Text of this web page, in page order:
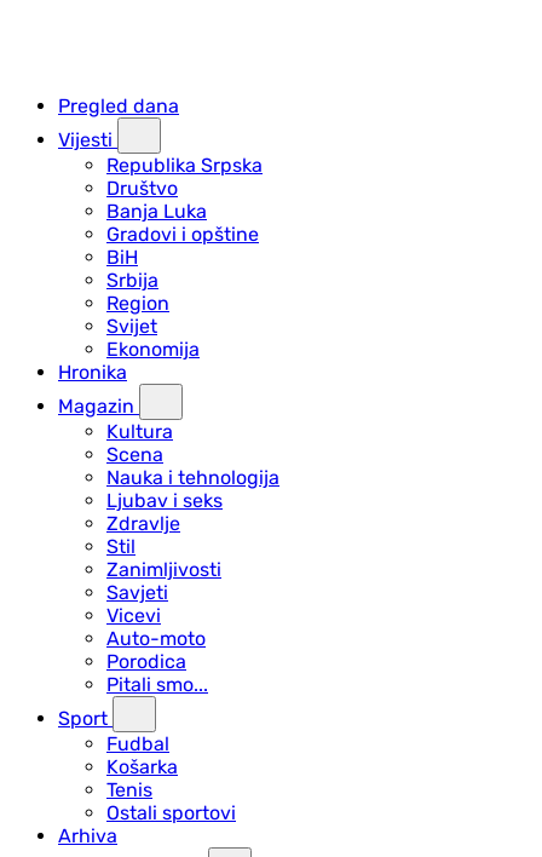
Pregled dana
Vijesti
Republika Srpska
Društvo
Banja Luka
Gradovi i opštine
BiH
Srbija
Region
Svijet
Ekonomija
Hronika
Magazin
Kultura
Scena
Nauka i tehnologija
Ljubav i seks
Zdravlje
Stil
Zanimljivosti
Savjeti
Vicevi
Auto-moto
Porodica
Pitali smo...
Sport
Fudbal
Košarka
Tenis
Ostali sportovi
Arhiva